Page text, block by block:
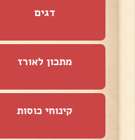
דגים
מתכון לאורז
קינוחי כוסות